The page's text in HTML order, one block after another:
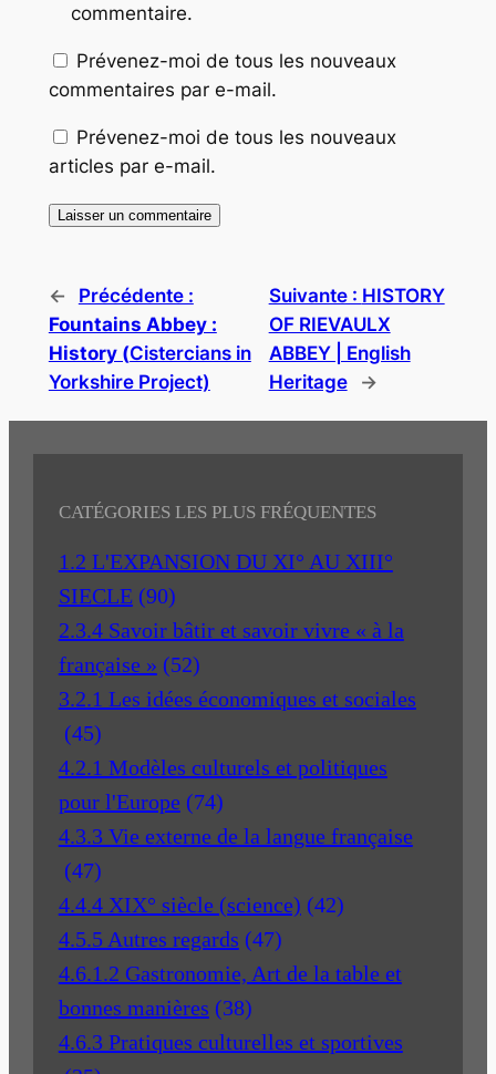
commentaire.
Prévenez-moi de tous les nouveaux
commentaires par e-mail.
Prévenez-moi de tous les nouveaux
articles par e-mail.
←
Précédente :
Fountains Abbey :
History (Cistercians in
Yorkshire Project)
Suivante : HISTORY
OF RIEVAULX
ABBEY | English
Heritage
→
CATÉGORIES LES PLUS FRÉQUENTES
1.2 L'EXPANSION DU XI° AU XIII°
SIECLE (90)
2.3.4 Savoir bâtir et savoir vivre « à la
française » (52)
3.2.1 Les idées économiques et sociales
(45)
4.2.1 Modèles culturels et politiques
pour l'Europe (74)
4.3.3 Vie externe de la langue française
(47)
4.4.4 XIX° siècle (science) (42)
4.5.5 Autres regards (47)
4.6.1.2 Gastronomie, Art de la table et
bonnes manières (38)
4.6.3 Pratiques culturelles et sportives